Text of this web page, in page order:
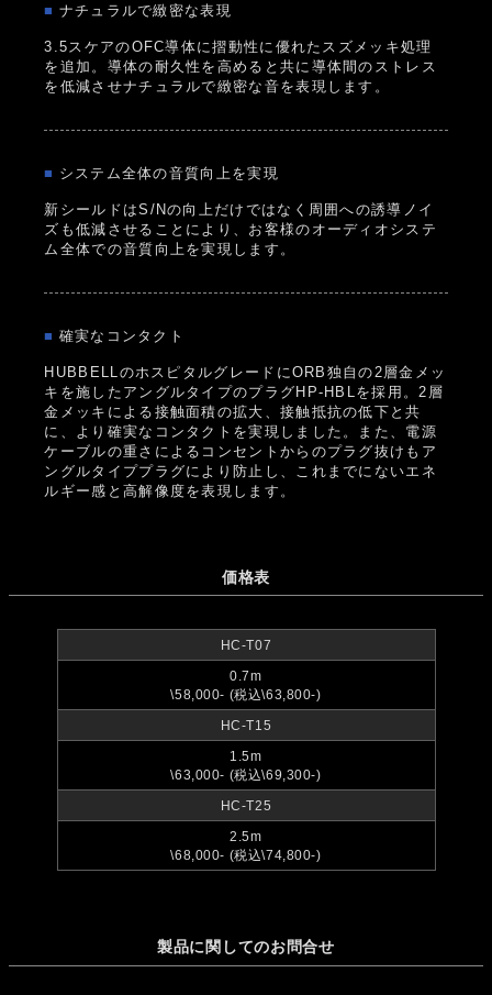
■ ナチュラルで緻密な表現
3.5スケアのOFC導体に摺動性に優れたスズメッキ処理
を追加。導体の耐久性を高めると共に導体間のストレス
を低減させナチュラルで緻密な音を表現します。
■ システム全体の音質向上を実現
新シールドはS/Nの向上だけではなく周囲への誘導ノイ
ズも低減させることにより、お客様のオーディオシステ
ム全体での音質向上を実現します。
■ 確実なコンタクト
HUBBELLのホスピタルグレードにORB独自の2層金メッ
キを施したアングルタイプのプラグHP-HBLを採用。2層
金メッキによる接触面積の拡大、接触抵抗の低下と共
に、より確実なコンタクトを実現しました。また、電源
ケーブルの重さによるコンセントからのプラグ抜けもア
ングルタイププラグにより防止し、これまでにないエネ
ルギー感と高解像度を表現します。
価格表
HC-T07
0.7m
\58,000- (税込\63,800-)
HC-T15
1.5m
\63,000- (税込\69,300-)
HC-T25
2.5m
\68,000- (税込\74,800-)
製品に関してのお問合せ